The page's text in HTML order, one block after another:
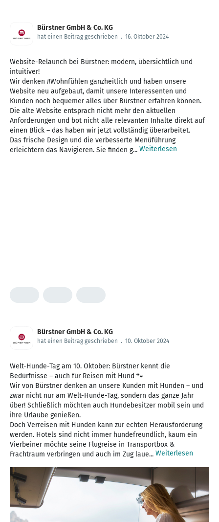
Bürstner GmbH & Co. KG
hat einen Beitrag geschrieben . 16. Oktober 2024
Website-Relaunch bei Bürstner: modern, übersichtlich und
intuitiver!
Wir denken #Wohnfühlen ganzheitlich und haben unsere
Website neu aufgebaut, damit unsere Interessenten und
Kunden noch bequemer alles über Bürstner erfahren können.
Die alte Website entsprach nicht mehr den aktuellen
Anforderungen und bot nicht alle relevanten Inhalte direkt auf
einen Blick – das haben wir jetzt vollständig überarbeitet.
Das frische Design und die verbesserte Menüführung
erleichtern das Navigieren. Sie finden g... Weiterlesen
Bürstner GmbH & Co. KG
hat einen Beitrag geschrieben . 10. Oktober 2024
Welt-Hunde-Tag am 10. Oktober: Bürstner kennt die
Bedürfnisse – auch für Reisen mit Hund 🐾
Wir von Bürstner denken an unsere Kunden mit Hunden – und
zwar nicht nur am Welt-Hunde-Tag, sondern das ganze Jahr
über! Schließlich möchten auch Hundebesitzer mobil sein und
ihre Urlaube genießen.
Doch Verreisen mit Hunden kann zur echten Herausforderung
werden. Hotels sind nicht immer hundefreundlich, kaum ein
Vierbeiner möchte seine Flugreise in Transportbox &
Frachtraum verbringen und auch im Zug laue... Weiterlesen